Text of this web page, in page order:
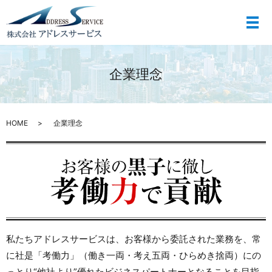
メ
企業理念
HOME 企業理念
私たちアドレスサービスは、お客様から委託された業務を、 常
に社是「考働力」（働き一両・考え五両・ひらめき捨両）にの